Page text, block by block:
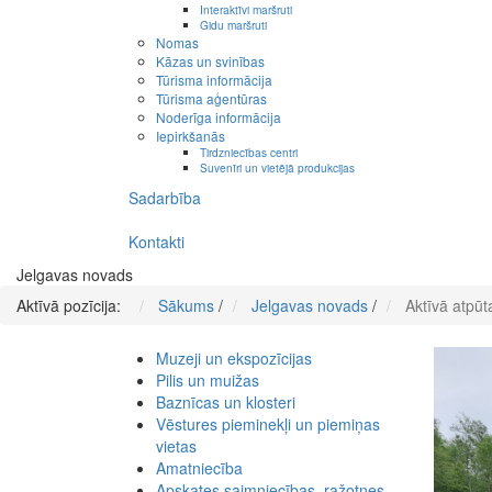
Interaktīvi maršruti
Gidu maršruti
Nomas
Kāzas un svinības
Tūrisma informācija
Tūrisma aģentūras
Noderīga informācija
Iepirkšanās
Tirdzniecības centri
Suvenīri un vietējā produkcijas
Sadarbība
Kontakti
Jelgavas novads
Aktīvā pozīcija:
Sākums / Jelgavas novads / Aktīvā
Muzeji un ekspozīcijas
Pilis un muižas
Baznīcas un klosteri
Vēstures pieminekļi un piemiņas
vietas
Amatniecība